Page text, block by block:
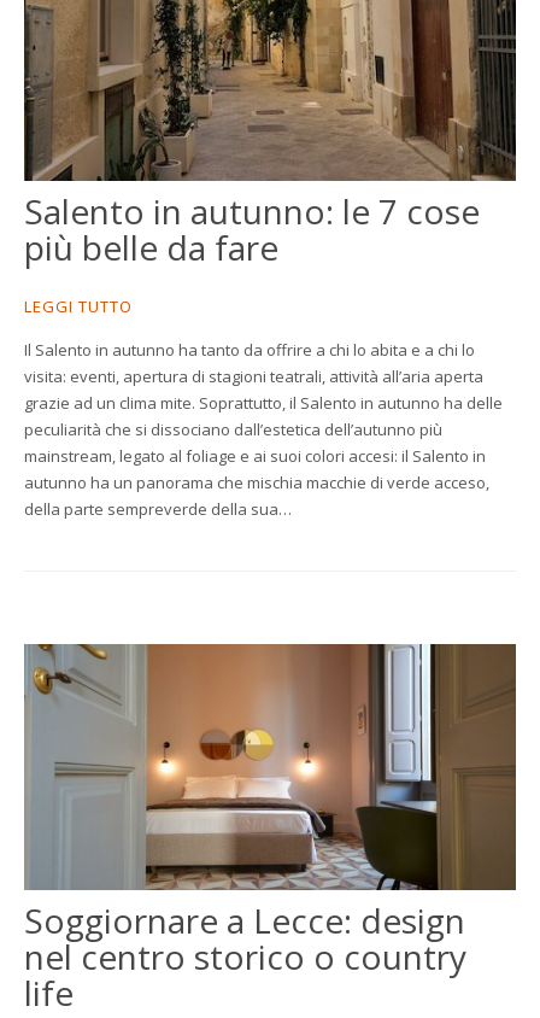
Salento in autunno: le 7 cose
più belle da fare
LEGGI TUTTO
Il Salento in autunno ha tanto da offrire a chi lo abita e a chi lo
visita: eventi, apertura di stagioni teatrali, attività all’aria aperta
grazie ad un clima mite. Soprattutto, il Salento in autunno ha delle
peculiarità che si dissociano dall’estetica dell’autunno più
mainstream, legato al foliage e ai suoi colori accesi: il Salento in
autunno ha un panorama che mischia macchie di verde acceso,
della parte sempreverde della sua…
Soggiornare a Lecce: design
nel centro storico o country
life